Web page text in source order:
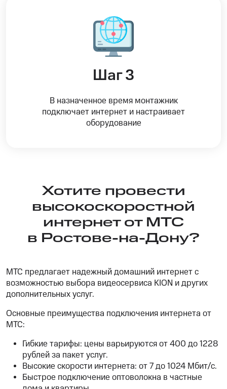
Шаг 3
В назначенное время монтажник
подключает интернет и настраивает
оборудование
Хотите провести
высокоскоростной
интернет от МТС
в Ростове-на-Дону?
МТС предлагает надежный домашний интернет с
возможностью выбора видеосервиса KION и других
дополнительных услуг.
Основные преимущества подключения интернета от
МТС:
Гибкие тарифы: цены варьируются от 400 до 1228
рублей за пакет услуг.
Высокие скорости интернета: от 7 до 1024 Мбит/с.
Быстрое подключение оптоволокна в частные